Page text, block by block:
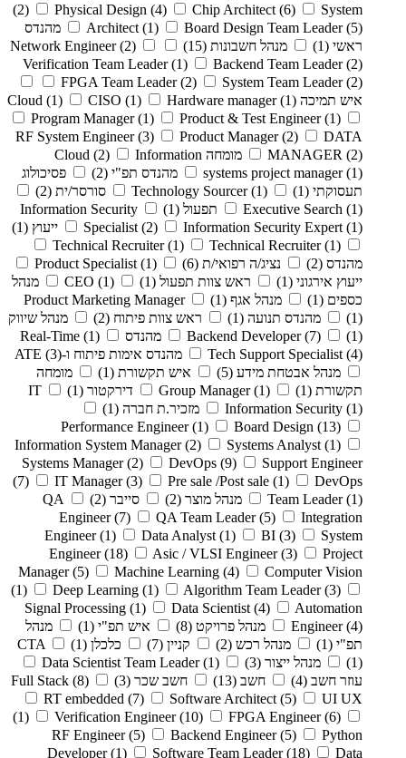
(2)
Physical Design (4) Chip Architect (6)
System
Architect (1) Board Design Team Leader (5)
מהנדס
ראשי (1) מנהל חשבונות (15)
Network Engineer (2)
Verification Team Leader (1) Backend Team Leader (2)
FPGA Team Leader (2) System Team Leader (2)
איש תמיכה Cloud
(1) CISO (1) Hardware manager (1)
Program Manager (1) Product & Test Engineer (1)
RF System Engineer (3) Product Manager (2)
DATA
MANAGER (2) מומחה Cloud (2)
Information
systems project manager (1) מהנדס תפ"י (2)
פסיכולוג
תעסוקתי (1)
Technology Sourcer (1) סורסר/ית (2)
Executive Search (1) תפעול (1)
Information Security
Specialist (2) Information Security Expert (1) ייעוץ (1)
Technical Recruiter (1) Technical Recruiter (1)
מהנדס (2) נציג/ה רפואי/ת (6)
Product Specialist (1)
ייעוץ אירגוני (1) ראש צוות תפעול (1)
CEO (1)
מנהל
כספים (1) מנהל אגף (1)
Product Marketing Manager
(1)
מהנדס תנועה (1) ראש צוות פיתוח (2)
מנהל שיווק
(1)
Backend Developer (7) מהנדס Real-Time
(1)
Tech Support Specialist (4) מהנדס אימות פיתוח ו-ATE(3)
מנהל אבטחת מידע (5) איש תקשורת (1)
מומחה
תקשורת (1)
Group Manager (1) דירקטור (1)
IT
Information Security (1) מזכיר.ת חברה (1)
Performance Engineer (1) Board Design (13)
Information System Manager (2) Systems Analyst (1)
Systems Manager (2) DevOps (9)
Support Engineer
(7)
IT Manager (3) Pre sale /Post sale (1)
DevOps
Team Leader (1) מנהל מוצר (2) סייבר (2)
QA
Engineer (7) QA Team Leader (5)
Integration
Engineer (1) Data Analyst (1) BI (3)
System
Engineer (18) Asic / VLSI Engineer (3)
Project
Manager (5) Machine Learning (4)
Computer Vision
(1)
Deep Learning (1) Algorithm Team Leader (3)
Signal Processing (1) Data Scientist (4)
Automation
Engineer (4) מנהל פרויקט (8) איש תפ"י (1)
מנהל
תפ"י (1) מנהל רכש (2) קניין (7) כלכלן (1)
CTA
(1)
מנהל ייצור (3)
Data Scientist Team Leader (1)
עוזר חשב (4) חשב (13) חשב שכר (3)
Full Stack (8)
RT embedded (7) Software Architect (5)
UI UX
(1)
Verification Engineer (10) FPGA Engineer (6)
RF Engineer (5) Backend Engineer (5)
Python
Developer (1) Software Team Leader (18) Data